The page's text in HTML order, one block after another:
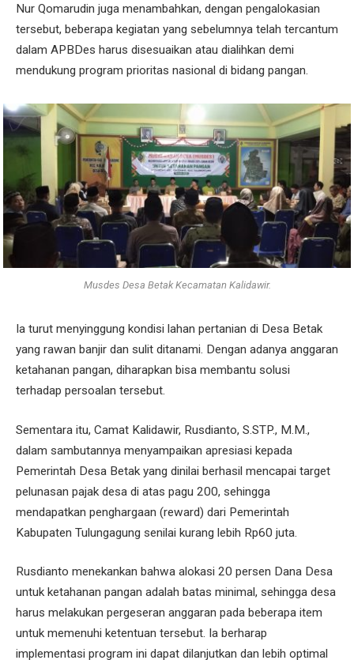
Nur Qomarudin juga menambahkan, dengan pengalokasian
tersebut, beberapa kegiatan yang sebelumnya telah tercantum
dalam APBDes harus disesuaikan atau dialihkan demi
mendukung program prioritas nasional di bidang pangan.
Musdes Desa Betak Kecamatan Kalidawir.
Ia turut menyinggung kondisi lahan pertanian di Desa Betak
yang rawan banjir dan sulit ditanami. Dengan adanya anggaran
ketahanan pangan, diharapkan bisa membantu solusi
terhadap persoalan tersebut.
Sementara itu, Camat Kalidawir, Rusdianto, S.STP., M.M.,
dalam sambutannya menyampaikan apresiasi kepada
Pemerintah Desa Betak yang dinilai berhasil mencapai target
pelunasan pajak desa di atas pagu 200, sehingga
mendapatkan penghargaan (reward) dari Pemerintah
Kabupaten Tulungagung senilai kurang lebih Rp60 juta.
Rusdianto menekankan bahwa alokasi 20 persen Dana Desa
untuk ketahanan pangan adalah batas minimal, sehingga desa
harus melakukan pergeseran anggaran pada beberapa item
untuk memenuhi ketentuan tersebut. Ia berharap
implementasi program ini dapat dilanjutkan dan lebih optimal